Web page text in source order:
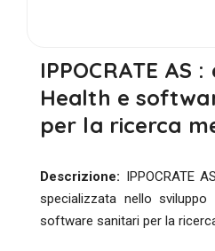
IPPOCRATE AS
Health e
per la ricerca
Descrizione: IPPOCRATE
specializzata nello
software sanitari per la